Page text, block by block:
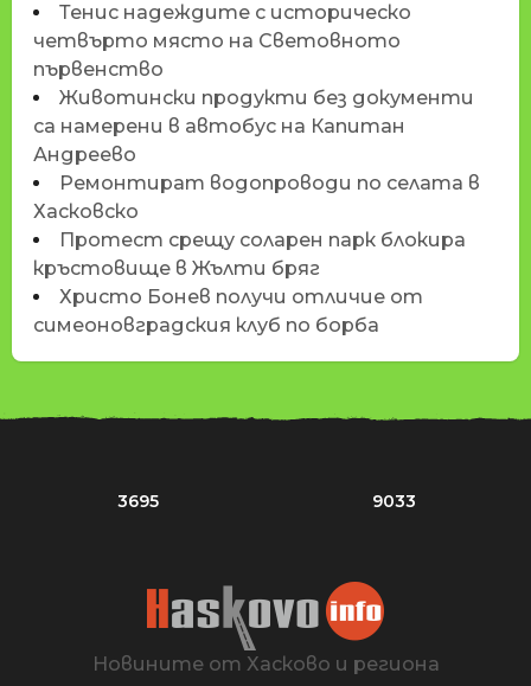
Тенис надеждите с историческо
четвърто място на Световното
първенство
Животински продукти без документи
са намерени в автобус на Капитан
Андреево
Ремонтират водопроводи по селата в
Хасковско
Протест срещу соларен парк блокира
кръстовище в Жълти бряг
Христо Бонев получи отличие от
симеоновградския клуб по борба
3695 9033
Новините от Хасково и региона